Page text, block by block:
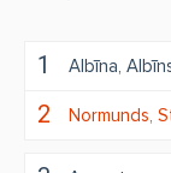
1 Albīna
2 Normunds